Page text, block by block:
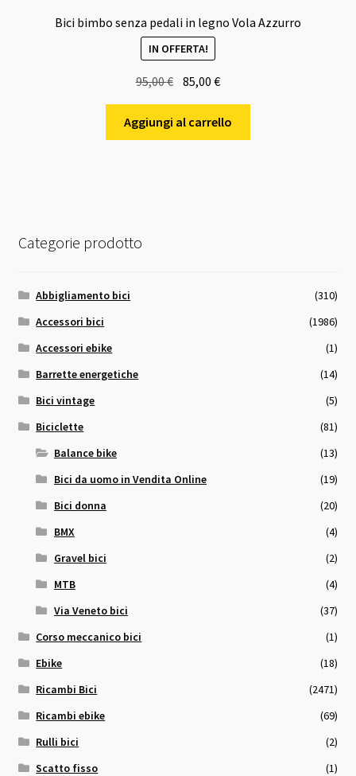
Bici bimbo senza pedali in legno Vola Azzurro
IN OFFERTA!
95,00€
originale
era:
85,00€Il
attuale
è:
Aggiungi al carrello
Categorie prodotto
Abbigliamento bici
(310)
Accessori bici
(1986)
Accessori ebike
(1)
Barrette energetiche
(14)
Bici vintage
(5)
Biciclette
(81)
Balance bike
(13)
Bici da uomo in Vendita Online
(19)
Bici donna
(20)
BMX
(4)
Gravel bici
(2)
MTB
(4)
Via Veneto bici
(37)
Corso meccanico bici
(1)
Ebike
(18)
Ricambi Bici
(2471)
Ricambi ebike
(69)
Rulli bici
(2)
Scatto fisso
(1)